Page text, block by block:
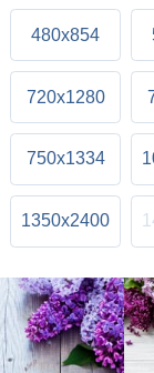
480x854
720x1280
750x1334
1350x2400